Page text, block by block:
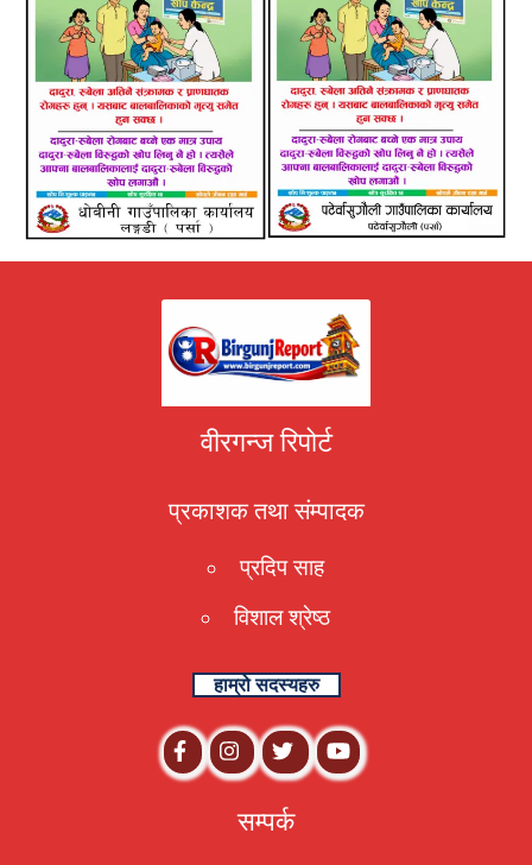
वीरगन्ज रिपोर्ट
प्रकाशक तथा संम्पादक
प्रदिप साह
विशाल श्रेष्ठ
हाम्रो सदस्यहरु
सम्पर्क